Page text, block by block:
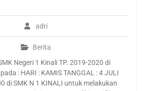
adri
Berita
Negeri 1 Kinali TP. 2019-2020 di
: HARI : KAMIS TANGGAL : 4 JULI
di SMK N 1 KINALI untuk melakukan